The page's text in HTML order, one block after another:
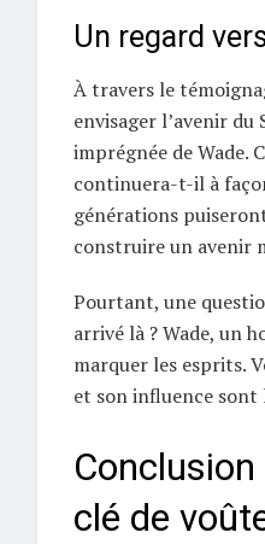
Un regard
À travers le
envisager l’avenir du
imprégnée de Wade.
continuera-t-il à
générations
construire un avenir
Pourtant, une
arrivé là ? Wade, un
marquer les esprits.
et son influence sont
clé de